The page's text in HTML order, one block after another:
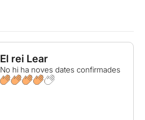
El rei Lear
No hi ha noves dates confirmades